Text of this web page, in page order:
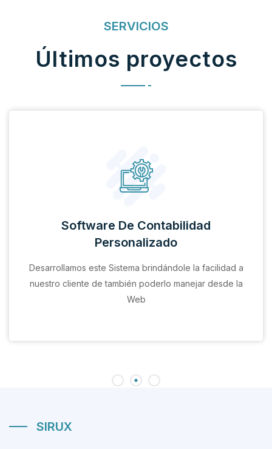
SERVICIOS
Últimos proyectos
Software De Contabilidad
Personalizado
Desarrollamos este Sistema brindándole la facilidad a
nuestro cliente de también poderlo manejar desde la
Web
SIRUX